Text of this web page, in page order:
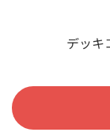
デッキ